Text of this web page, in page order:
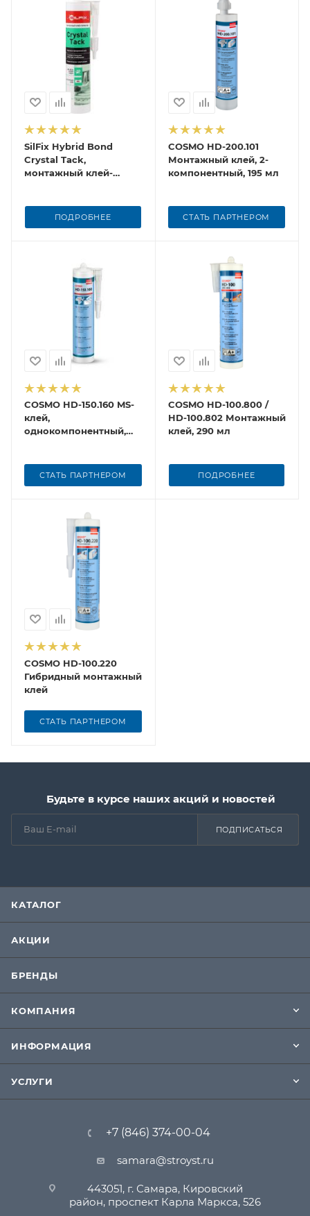
SilFix Hybrid Bond
Crystal Tack,
монтажный клей-
ПОДРОБНЕЕ
COSMO HD-200.101
Монтажный клей, 2-
компонентный, 195 мл
СТАТЬ ПАРТНЕРОМ
COSMO HD-150.160 MS-
клей,
однокомпонентный,
СТАТЬ ПАРТНЕРОМ
COSMO HD-100.800 /
HD-100.802 Монтажный
клей, 290 мл
ПОДРОБНЕЕ
COSMO HD-100.220
Гибридный монтажный
клей
СТАТЬ ПАРТНЕРОМ
Будьте в курсе наших акций и новостей
ПОДПИСАТЬСЯ
КАТАЛОГ
АКЦИИ
БРЕНДЫ
КОМПАНИЯ
ИНФОРМАЦИЯ
УСЛУГИ
+7 (846) 374-00-04
samara@stroyst.ru
443051, г. Самара, Кировский
район, проспект Карла Маркса, 526